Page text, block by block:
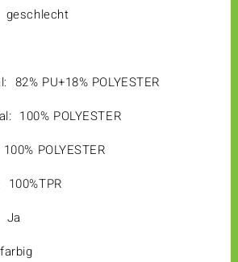
geschlecht
82% PU+18% POLYESTER
100% POLYESTER
100% POLYESTER
100%TPR
Ja